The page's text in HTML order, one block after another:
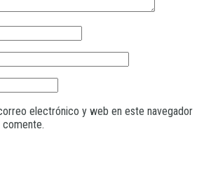
electrónico y web en este navegador
comente.